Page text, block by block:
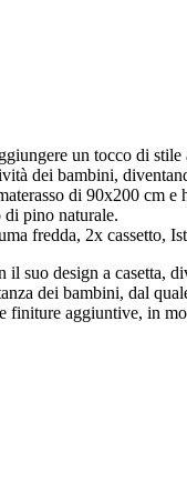
un tocco di
dei bambini,
di 90x200 cm e
pino naturale.
fredda, 2x cassetto,
suo design a casetta,
dei bambini, dal
aggiuntive, in